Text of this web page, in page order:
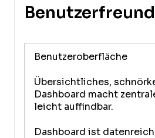
Benutzeroberfläche
Übersichtliches,
Dashboard macht
leicht auffindbar.
Dashboard ist